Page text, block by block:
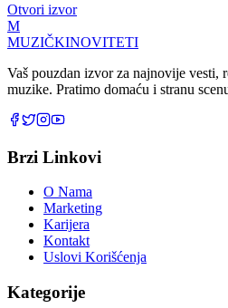
Otvori izvor
M
MUZIČKINOVITETI
Vaš pouzdan izvor za najnovije vesti,
muzike. Pratimo domaću i stranu
Brzi Linkovi
O Nama
Marketing
Karijera
Kontakt
Uslovi Korišćenja
Kategorije